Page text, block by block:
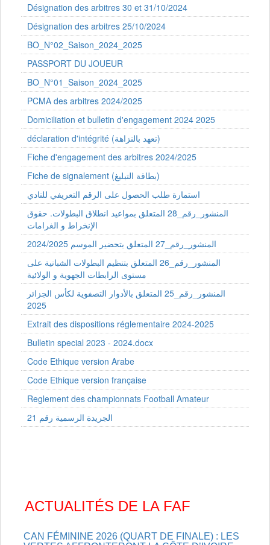
Désignation des arbitres 30 et 31/10/2024
Désignation des arbitres 25/10/2024
BO_N°02_Saison_2024_2025
PASSPORT DU JOUEUR
BO_N°01_Saison_2024_2025
PCMA des arbitres 2024/2025
Domiciliation et bulletin d'engagement 2024 2025
déclaration d'intégrité (تعهد بالنزاهة)
Fiche d'engagement des arbitres 2024/2025
Fiche de signalement (بطاقة التبليغ)
استمارة طلب الحصول على الرقم التعريفي للنادي
المنشور_رقم_28 المتعلق بمواعيد انطلاق البطولات. حقوق
الإنخراط و الغرامات
المنشور_رقم_27 المتعلق بتحضير الموسم 2024/2025
المنشور_رقم_26 المتعلق بتنظيم البطولات الشبانية على
مستوى الرابطات الجهوية و الولائية
المنشور_رقم_25 المتعلق بالأدوار التصفوية لكأس الجزائر
2025
Extrait des dispositions réglementaire 2024-2025
Bulletin special 2023 - 2024.docx
Code Ethique version Arabe
Code Ethique version française
Reglement des championnats Football Amateur
الجريدة الرسمية رقم 21
ACTUALITÉS DE LA FAF
CAN FÉMININE 2026 (QUART DE FINALE) : LES